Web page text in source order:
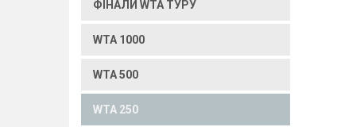
ФІНАЛИ WTA ТУРУ
WTA 1000
WTA 500
WTA 250